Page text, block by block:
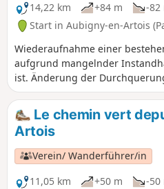
14,22 km
+84 m -82
Start in Aubigny-en-Artois
Wiederaufnahme einer
aufgrund mangelnder
ist. Änderung der
die weniger begehenen alten
Hinzufügen eines Hin- und
um dort die Kirche und das
wird entgegen der Markierung
mit dem städtischeren Teil
Informationen
Le chemin vert
Artois
Verein/ Wanderführer/in
11,05 km
+50 m
-50